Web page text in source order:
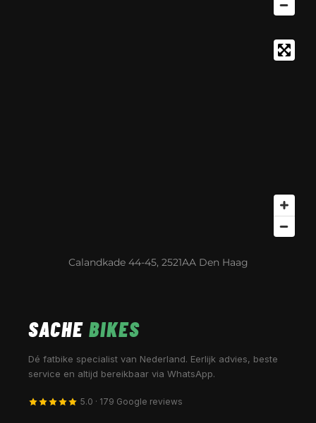
Calandkade 44-45, 2521AA Den Haag
SACHE BIKES
Dé fatbike specialist van Nederland. Eerlijk advies, beste
service en altijd bereikbaar via WhatsApp.
5.0 · 179 Google reviews